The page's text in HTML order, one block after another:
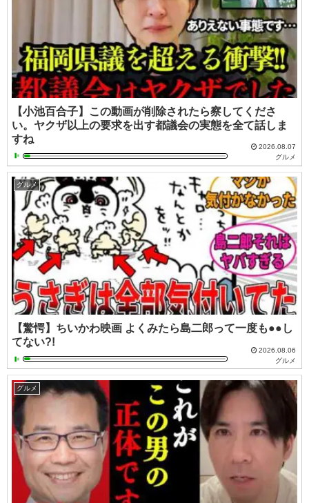
【小池百合子】この動画が削除されたら察してくださ
い。ヤクザ以上の要求を出す都議会の実態を全て話しま
すね
2026.08.07
グルメ
グルメ
【驚愕】ちいかわ映画 よくみたら島二郎って一度も●●し
てない?!
2026.08.06
グルメ
グルメ